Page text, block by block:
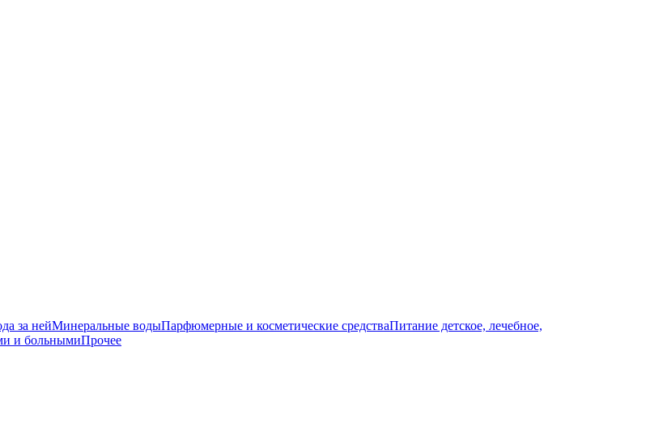
за нейМинеральные водыПарфюмерные и косметические средстваПитание детское, лечебное,
и больнымиПрочее